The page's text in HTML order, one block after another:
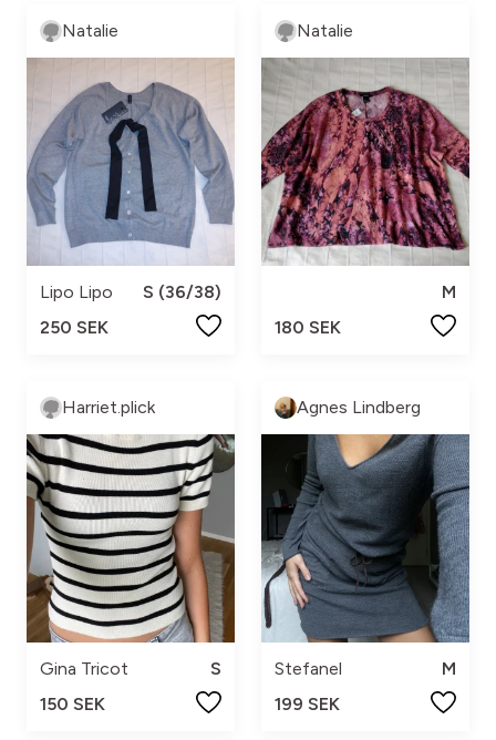
Natalie
Lipo Lipo
S (36/38)
250 SEK
Natalie
M
180 SEK
Harriet.plick
Gina Tricot
S
150 SEK
Agnes Lindberg
Stefanel
M
199 SEK